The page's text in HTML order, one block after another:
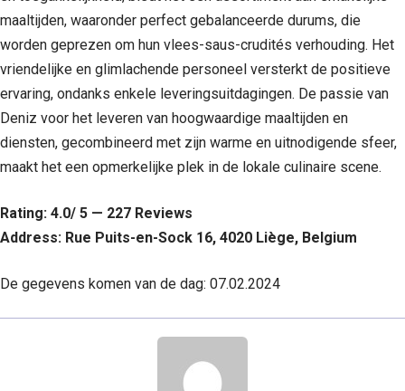
maaltijden, waaronder perfect gebalanceerde durums, die
worden geprezen om hun vlees-saus-crudités verhouding. Het
vriendelijke en glimlachende personeel versterkt de positieve
ervaring, ondanks enkele leveringsuitdagingen. De passie van
Deniz voor het leveren van hoogwaardige maaltijden en
diensten, gecombineerd met zijn warme en uitnodigende sfeer,
maakt het een opmerkelijke plek in de lokale culinaire scene.
Rating: 4.0/ 5 — 227 Reviews
Address: Rue Puits-en-Sock 16, 4020 Liège, Belgium
De gegevens komen van de dag: 07.02.2024